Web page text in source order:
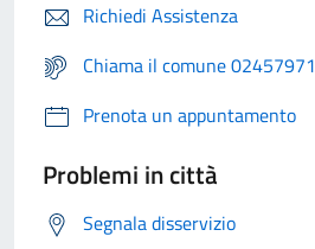
Richiedi Assistenza
Chiama il comune 02457971
Prenota un appuntamento
Problemi in città
Segnala disservizio